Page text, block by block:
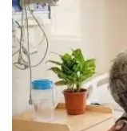
More
बिहार
संस्कृति, धर्म और आस्था